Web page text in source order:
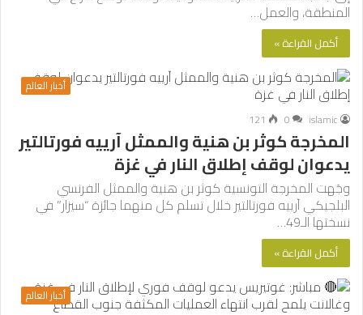
المنطقة، والعمل…
أكمل القراءة »
أخبار العالم
islamic
0
121
المخرجة كوثر بن هنية والممثل آرييه فورتالتير
يدعوان لوقف إطلاق النار في غزة
وجَهت المخرجة التونسية كوثر بن هنية والممثل الفرنسي
البلجيكي آرييه فورتالتير خلال تسلم كل منهما جائزة “سيزار” في
نسختها الـ49…
أكمل القراءة »
أخبار العالم